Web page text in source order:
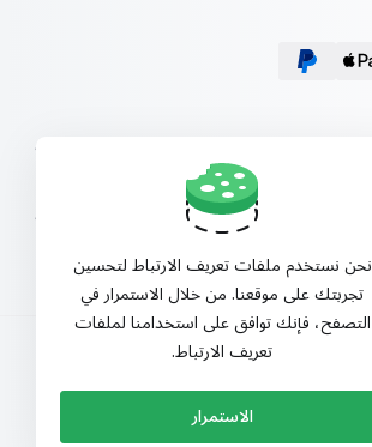
العربية
نحن نستخدم ملفات تعريف الارتباط لتحسين
تجربتك على موقعنا. من خلال الاستمرار في
التصفح، فإنك توافق على استخدامنا لملفات
تعريف الارتباط.
الاستمرار